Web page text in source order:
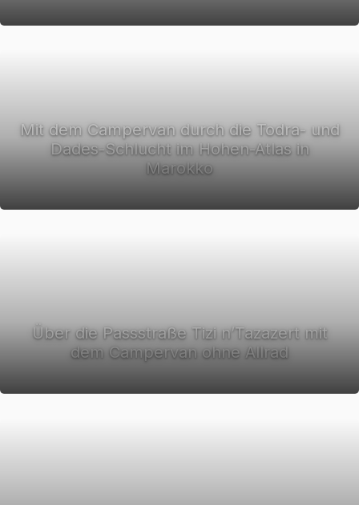
Mit dem Campervan durch die Todra- und
Dades-Schlucht im Hohen-Atlas in
Marokko
Über die Passstraße Tizi n’Tazazert mit
dem Campervan ohne Allrad